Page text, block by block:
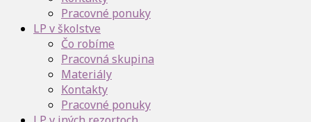
Pracovné ponuky
LP v školstve
Čo robíme
Pracovná skupina
Materiály
Kontakty
Pracovné ponuky